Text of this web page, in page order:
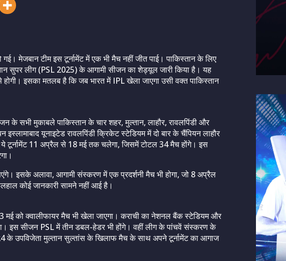
मेजबान टीम इस टूर्नामेंट में एक भी मैच नहीं जीत पाई। पाकिस्तान के लिए
सुपर लीग (PSL 2025) के आगामी सीजन का शेड्यूल जारी किया है। यह
इसका मतलब है कि जब भारत में IPL खेला जाएगा उसी वक्त पाकिस्तान
सभी मुकाबले पाकिस्तान के चार शहर, मुल्तान, लाहौर, रावलपिंडी और
यूनाइटेड रावलपिंडी क्रिकेट स्टेडियम में दो बार के चैंपियन लाहौर
ये टूर्नामेंट 11 अप्रैल से 18 मई तक चलेगा, जिसमें टोटल 34 मैच होंगे। इस
इसके अलावा, आगामी संस्करण में एक प्रदर्शनी मैच भी होगा, जो 8 अप्रैल
कोई जानकारी सामने नहीं आई है।
को क्वालीफायर मैच भी खेला जाएगा। कराची का नेशनल बैंक स्टेडियम और
इस सीजन PSL में तीन डबल-हेडर भी होंगे। वहीं लीग के पांचवें संस्करण के
के उपविजेता मुल्तान सुल्तांस के खिलाफ मैच के साथ अपने टूर्नामेंट का आगाज